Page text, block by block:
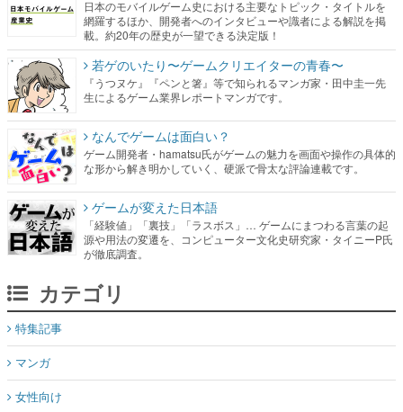
日本のモバイルゲーム史における主要なトピック・タイトルを
網羅するほか、開発者へのインタビューや識者による解説を掲
載。約20年の歴史が一望できる決定版！
若ゲのいたり〜ゲームクリエイターの青春〜
『うつヌケ』『ペンと箸』等で知られるマンガ家・田中圭一先
生によるゲーム業界レポートマンガです。
なんでゲームは面白い？
ゲーム開発者・hamatsu氏がゲームの魅力を画面や操作の具体的
な形から解き明かしていく、硬派で骨太な評論連載です。
ゲームが変えた日本語
「経験値」「裏技」「ラスボス」… ゲームにまつわる言葉の起
源や用法の変遷を、コンピューター文化史研究家・タイニーP氏
が徹底調査。
カテゴリ
特集記事
マンガ
女性向け